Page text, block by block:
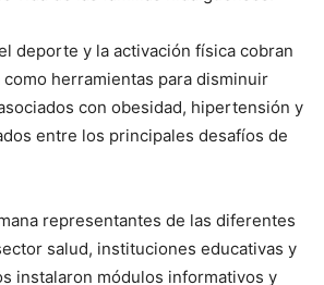
deporte y la activación física cobran
herramientas para disminuir
con obesidad, hipertensión y
entre los principales desafíos de
representantes de las diferentes
salud, instituciones educativas y
instalaron módulos informativos y